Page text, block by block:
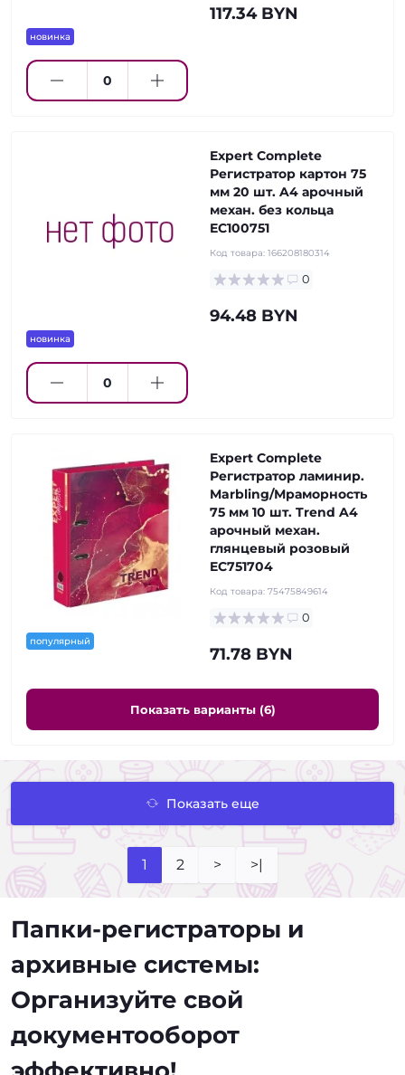
новинка
117.34 BYN
новинка
Expert Complete
Регистратор картон 75
мм 20 шт. A4 арочный
механ. без кольца
EC100751
Код товара: 166208180314
0
94.48 BYN
популярный
Expert Complete
Регистратор ламинир.
Marbling/Мраморность
75 мм 10 шт. Trend A4
арочный механ.
глянцевый розовый
EC751704
Код товара: 75475849614
0
71.78 BYN
Показать варианты (6)
Показать еще
1 2 > >|
Папки-регистраторы и
архивные системы:
Организуйте свой
документооборот